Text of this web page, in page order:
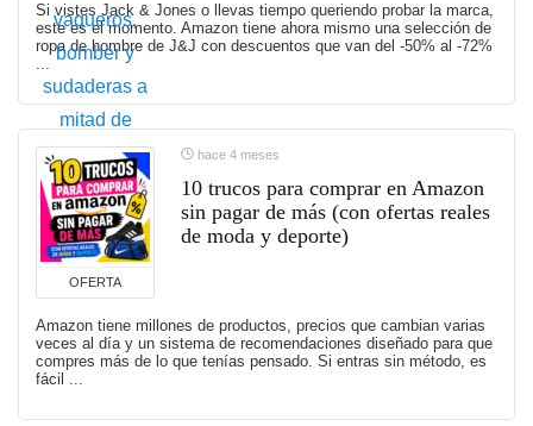
Si vistes Jack & Jones o llevas tiempo queriendo probar la marca,
este es el momento. Amazon tiene ahora mismo una selección de
ropa de hombre de J&J con descuentos que van del -50% al -72%
...
OFERTA
hace 4 meses
10 trucos para comprar en Amazon
sin pagar de más (con ofertas reales
de moda y deporte)
Amazon tiene millones de productos, precios que cambian varias
veces al día y un sistema de recomendaciones diseñado para que
compres más de lo que tenías pensado. Si entras sin método, es
fácil ...